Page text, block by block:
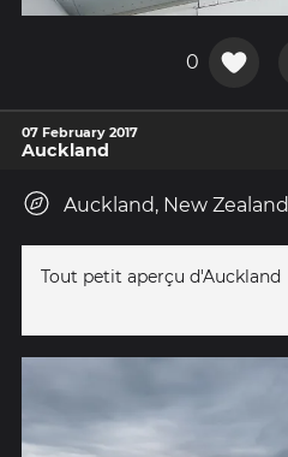
0
07 February 2017
Auckland
Auckland, New Zealand
Tout petit aperçu d'Auckland